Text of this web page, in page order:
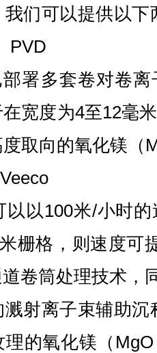
们可以提供以
PVD
部署多套卷对卷
宽度为4至12毫
取向的氧化镁（
以以100米/小时
栅格，则速度可
卷筒处理技术，
射离子束辅助
的氧化镁（